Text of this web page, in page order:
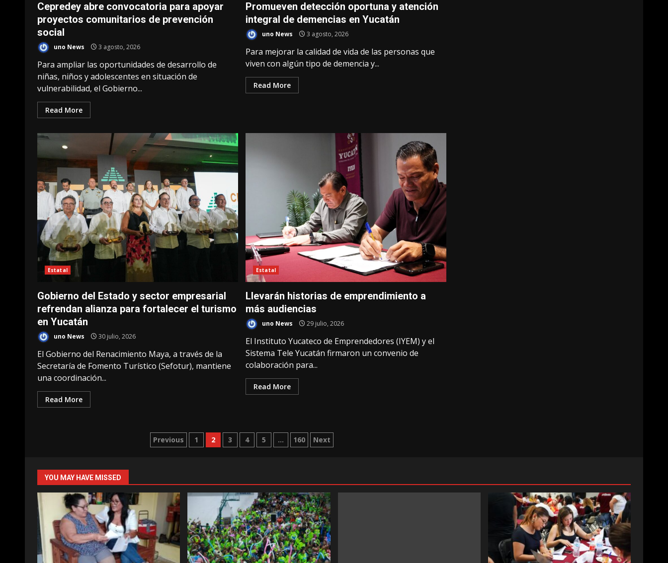
Cepredey abre convocatoria para apoyar
proyectos comunitarios de prevención
social
uno News 3 agosto, 2026
Para ampliar las oportunidades de desarrollo de
niñas, niños y adolescentes en situación de
vulnerabilidad, el Gobierno...
Read More
Promueven detección oportuna y atención
integral de demencias en Yucatán
uno News 3 agosto, 2026
Para mejorar la calidad de vida de las personas que
viven con algún tipo de demencia y...
Read More
Estatal
Gobierno del Estado y sector empresarial
refrendan alianza para fortalecer el turismo
en Yucatán
uno News 30 julio, 2026
El Gobierno del Renacimiento Maya, a través de la
Secretaría de Fomento Turístico (Sefotur), mantiene
una coordinación...
Read More
Estatal
Llevarán historias de emprendimiento a
más audiencias
uno News 29 julio, 2026
El Instituto Yucateco de Emprendedores (IYEM) y el
Sistema Tele Yucatán firmaron un convenio de
colaboración para...
Read More
Paginación
entradas
Previous 1 2 3 4 5 … 160 Next
YOU MAY HAVE MISSED